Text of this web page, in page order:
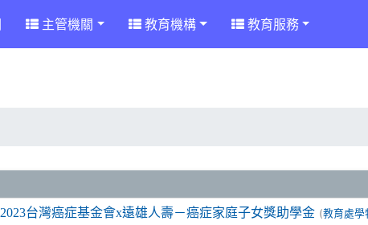
主管機關 教育機構 教育服務
2023台灣癌症基金會x遠雄人壽－癌症家庭子女獎助學金 (教育處學